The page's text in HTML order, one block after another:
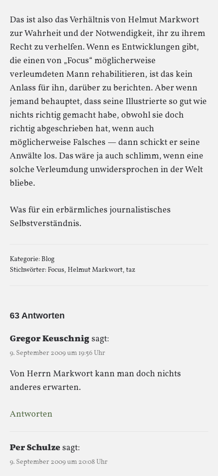
Das ist also das Verhältnis von Helmut Markwort
zur Wahrheit und der Notwendigkeit, ihr zu ihrem
Recht zu verhelfen. Wenn es Entwicklungen gibt,
die einen von „Focus“ möglicherweise
verleumdeten Mann rehabilitieren, ist das kein
Anlass für ihn, darüber zu berichten. Aber wenn
jemand behauptet, dass seine Illustrierte so gut wie
nichts richtig gemacht habe, obwohl sie doch
richtig abgeschrieben hat, wenn auch
möglicherweise Falsches — dann schickt er seine
Anwälte los. Das wäre ja auch schlimm, wenn eine
solche Verleumdung unwidersprochen in der Welt
bliebe.
Was für ein erbärmliches journalistisches
Selbstverständnis.
Kategorie:Blog
Stichwörter:Focus, Helmut Markwort, taz
63 Antworten
Gregor Keuschnigsagt:
9. September 2009 um 19:56 Uhr
Von Herrn Markwort kann man doch nichts
anderes erwarten.
Antworten
Per Schulzesagt:
9. September 2009 um 20:08 Uhr